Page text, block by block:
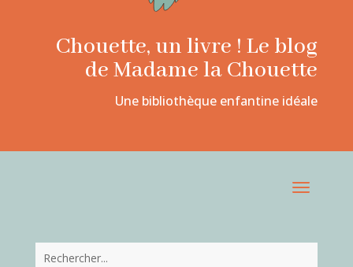
Chouette, un livre ! Le blog
de Madame la Chouette
Une bibliothèque enfantine idéale